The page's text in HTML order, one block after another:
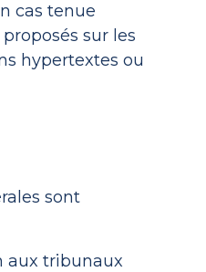
cas tenue
sur les
hypertextes ou
sont
aux tribunaux